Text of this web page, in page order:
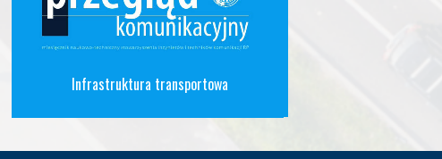
Infrastruktura transportowa